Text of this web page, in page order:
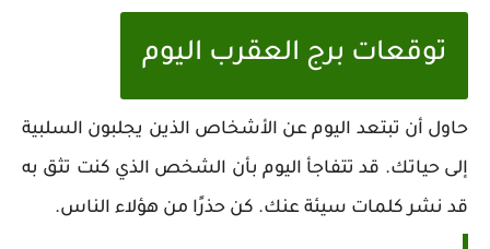
توقعات برج العقرب اليوم
حاول أن تبتعد اليوم عن الأشخاص الذين يجلبون السلبية
إلى حياتك. قد تتفاجأ اليوم بأن الشخص الذي كنت تثق به
قد نشر كلمات سيئة عنك. كن حذرًا من هؤلاء الناس.